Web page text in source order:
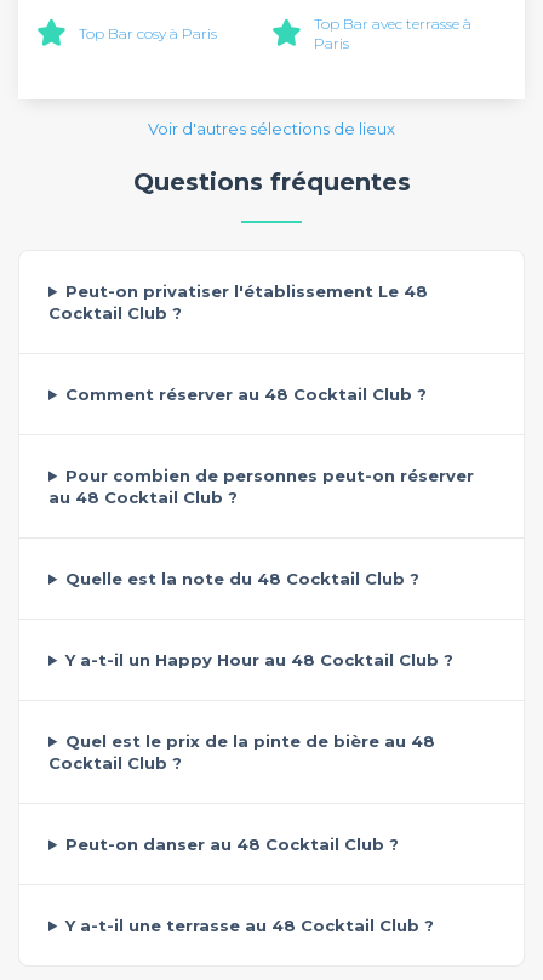
Top Bar cosy à Paris
Top Bar avec terrasse à
Paris
Voir d'autres sélections de lieux
Questions fréquentes
Peut-on privatiser l'établissement Le 48
Cocktail Club ?
Comment réserver au 48 Cocktail Club ?
Pour combien de personnes peut-on réserver
au 48 Cocktail Club ?
Quelle est la note du 48 Cocktail Club ?
Y a-t-il un Happy Hour au 48 Cocktail Club ?
Quel est le prix de la pinte de bière au 48
Cocktail Club ?
Peut-on danser au 48 Cocktail Club ?
Y a-t-il une terrasse au 48 Cocktail Club ?